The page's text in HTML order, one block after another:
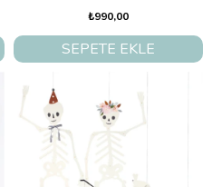
₺990,00
SEPETE EKLE